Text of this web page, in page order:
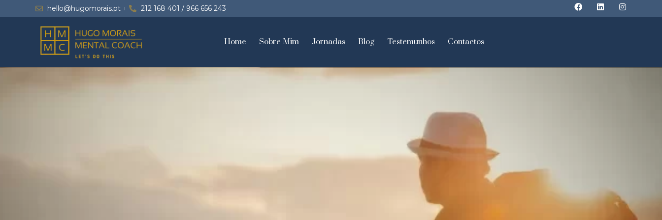
hello@hugomorais.pt 212 168 401 / 966 656 243
Home Sobre Mim Jornadas Blog Testemunhos Contactos